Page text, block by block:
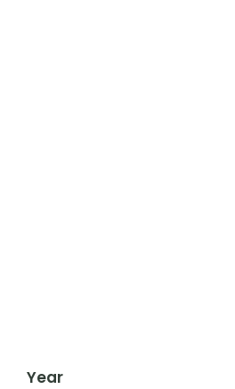
Year